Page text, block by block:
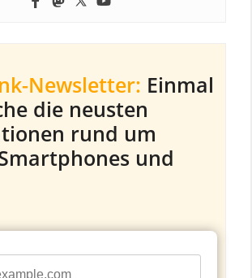
Newsletter: Einmal
die neusten
rund um
und